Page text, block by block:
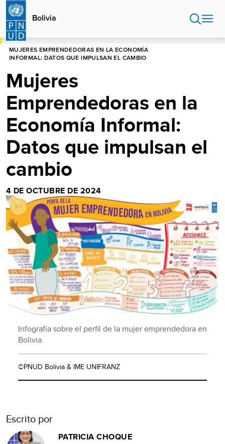
Pasar
contenido
principal
Bolivia
HOME
MUJERES EMPRENDEDORAS EN LA ECONOMÍA
INFORMAL: DATOS QUE IMPULSAN EL CAMBIO
Mujeres
Emprendedoras en la
Economía Informal:
Datos que impulsan el
cambio
4 DE OCTUBRE DE 2024
Infografía sobre el perfil de la mujer emprendedora en
Bolivia.
©PNUD Bolivia & IME UNIFRANZ
Escrito por
PATRICIA CHOQUE